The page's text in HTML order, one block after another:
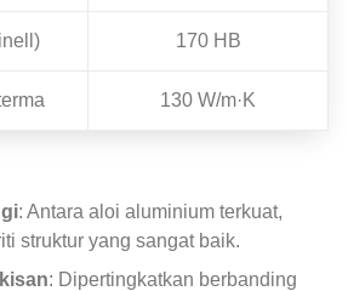
170 HB
130 W/m·K
: Antara aloi aluminium terkuat,
struktur yang sangat baik.
: Dipertingkatkan berbanding